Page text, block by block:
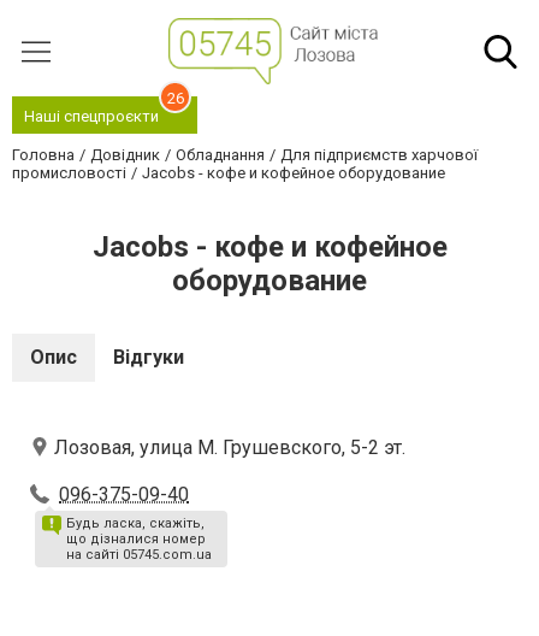
Наші спецпроєкти
26
Головна Довідник Обладнання
Для підприємств харчової
промисловості
Jacobs - кофе и кофейное оборудование
Jacobs - кофе и кофейное
оборудование
Опис Відгуки
Лозовая, улица М. Грушевского, 5-2 эт.
096-375-09-40
Будь ласка, скажіть,
що дізналися номер
на сайті 05745.com.ua